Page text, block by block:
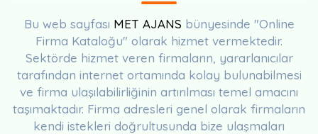
Bu web sayfası MET AJANS bünyesinde "Online
Firma Kataloğu" olarak hizmet vermektedir.
Sektörde hizmet veren firmaların, yararlanıcılar
tarafından internet ortamında kolay bulunabilmesi
ve firma ulaşılabilirliğinin artırılması temel amacını
taşımaktadır. Firma adresleri genel olarak firmaların
kendi istekleri doğrultusunda bize ulaşmaları